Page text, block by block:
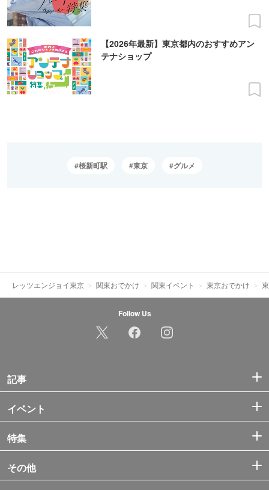
【2026年最新】東京都内のおすすめアン
テナショップ
桜新町駅 東京 グルメ
レッツエンジョイ東京 関東おでかけ 関東イベント 東京おでかけ
Follow Us
記事
イベント
特集
その他